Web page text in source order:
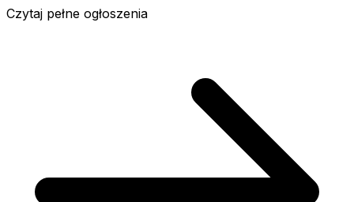
Czytaj pełne ogłoszenia